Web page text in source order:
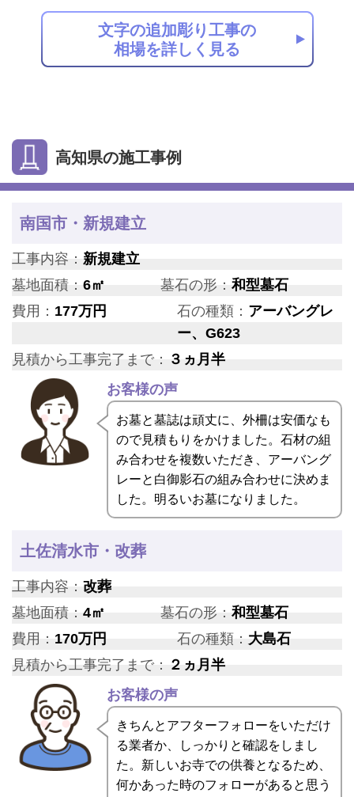
文字の追加彫り工事の
相場を詳しく見る
高知県の施工事例
南国市・新規建立
工事内容： 新規建立
墓地面積： 6㎡ 墓石の形：和型墓石
費用： 177万円 石の種類： アーバングレ
ー、G623
見積から工事完了まで： ３ヵ月半
お客様の声
お墓と墓誌は頑丈に、外柵は安価なも
ので見積もりをかけました。石材の組
み合わせを複数いただき、アーバング
レーと白御影石の組み合わせに決めま
した。明るいお墓になりました。
土佐清水市・改葬
工事内容： 改葬
墓地面積： 4㎡ 墓石の形：和型墓石
費用： 170万円 石の種類： 大島石
見積から工事完了まで： ２ヵ月半
お客様の声
きちんとアフターフォローをいただけ
る業者か、しっかりと確認をしまし
た。新しいお寺での供養となるため、
何かあった時のフォローがあると思う